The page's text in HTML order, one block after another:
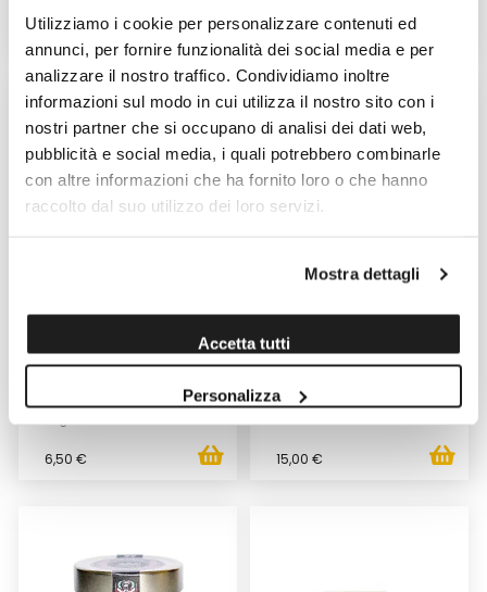
Utilizziamo i cookie per personalizzare contenuti ed
annunci, per fornire funzionalità dei social media e per
analizzare il nostro traffico. Condividiamo inoltre
informazioni sul modo in cui utilizza il nostro sito con i
nostri partner che si occupano di analisi dei dati web,
pubblicità e social media, i quali potrebbero combinarle
con altre informazioni che ha fornito loro o che hanno
raccolto dal suo utilizzo dei loro servizi.
Mostra dettagli
Accetta tutti
Personalizza
39,00 € 6,50 €
GIARDINIERA ALL'ACETO DI
Venduto da: La Tavola dei
Prodotto da: La Tavola dei
6,50 €
GIARDINIERA IN OLIO EVO
Venduto da: Macelleria
Prodotto da: Macelleria Fracassi
15,00 €